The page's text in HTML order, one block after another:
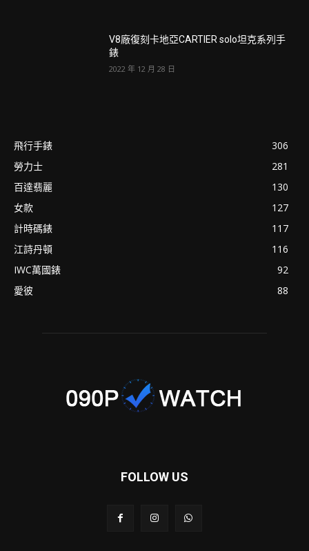
V8廠復刻卡地亞CARTIER solo坦克系列手
錶
2022 年 12 月 28 日
飛行手錶
306
勞力士
281
百達翡麗
130
女款
127
計時碼錶
117
江詩丹頓
116
IWC萬國錶
92
愛彼
88
FOLLOW US